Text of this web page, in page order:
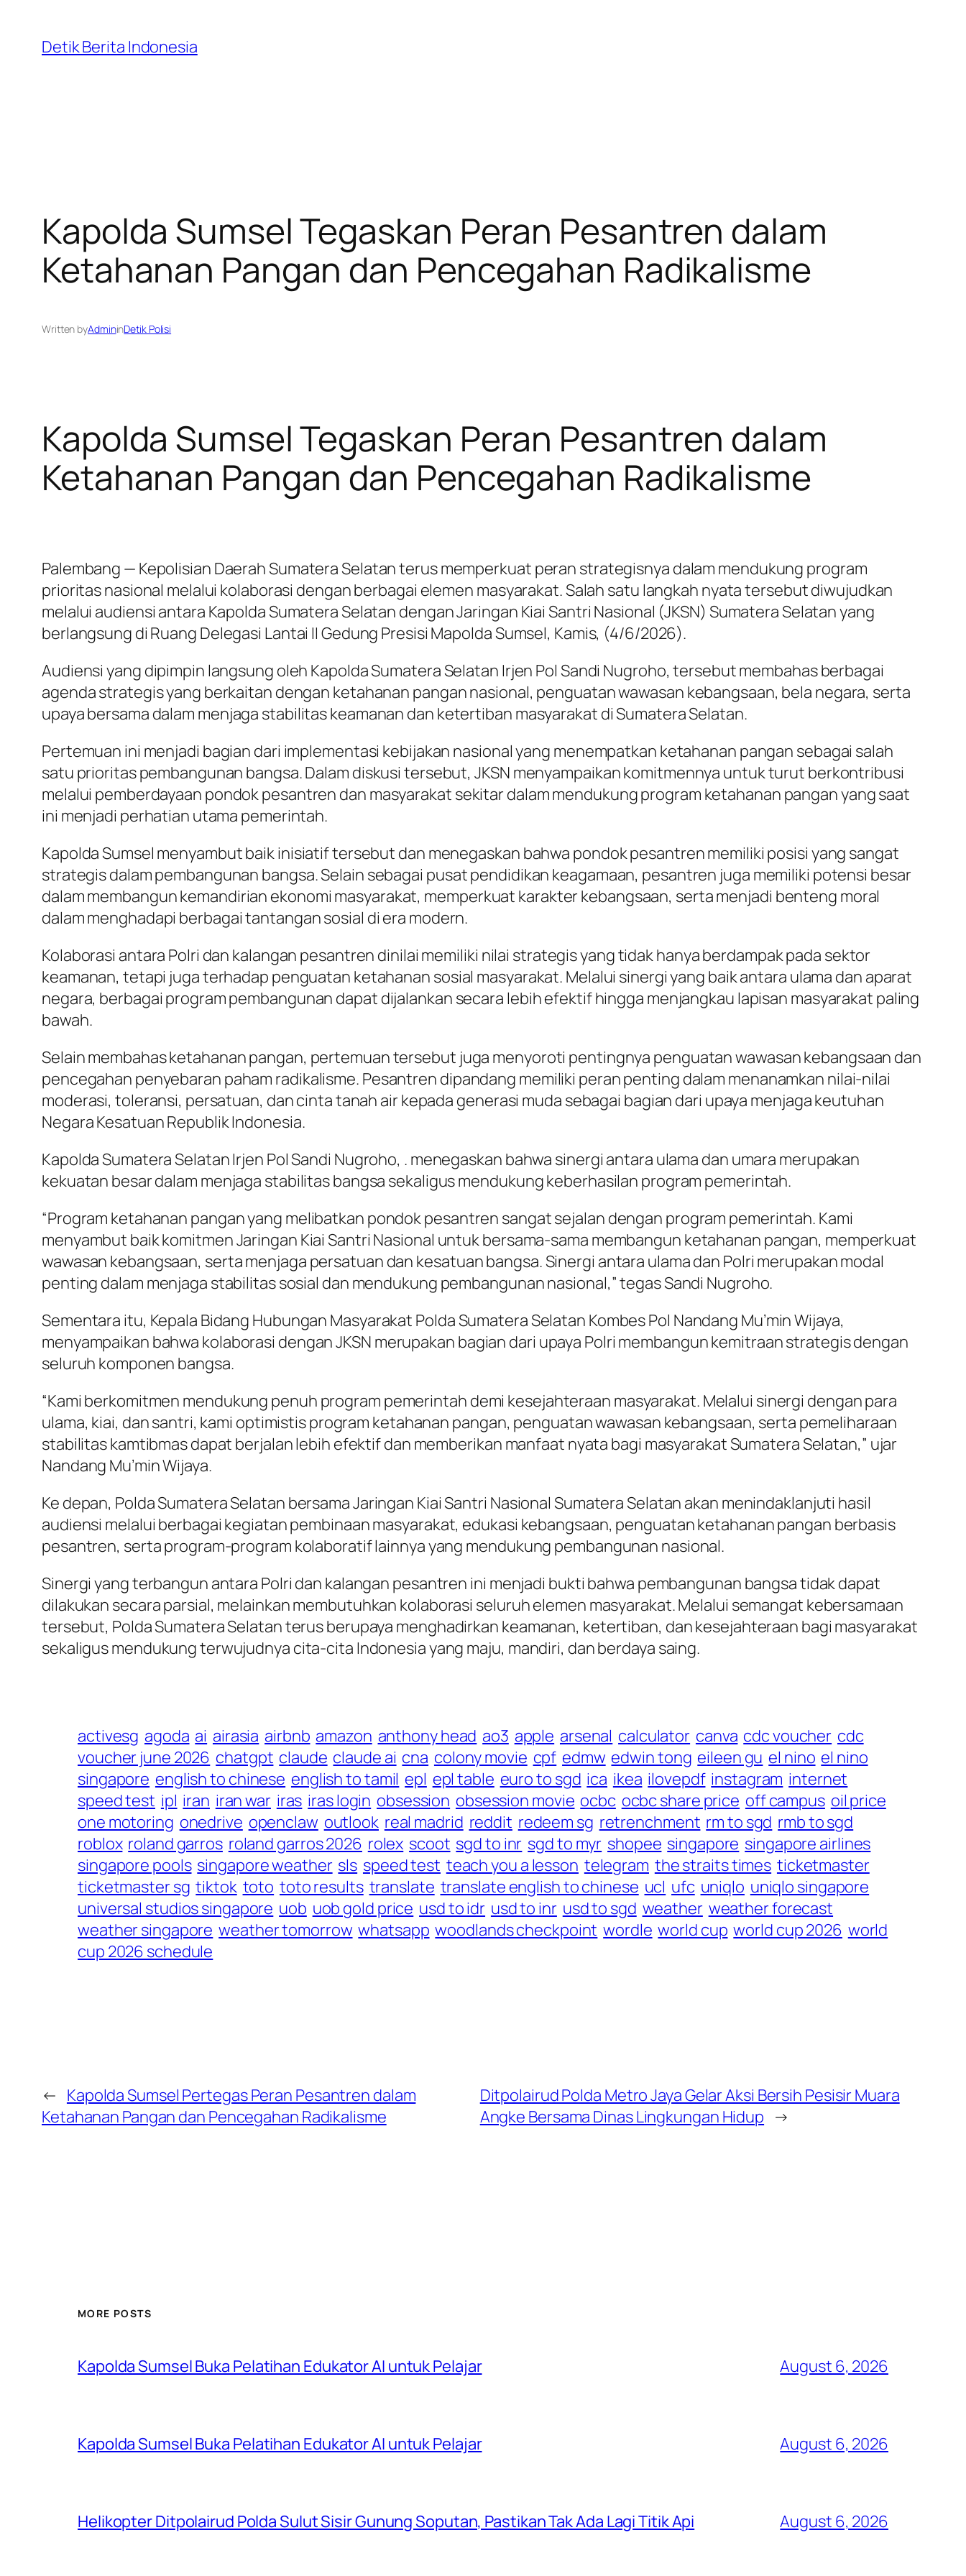
content
Detik Berita Indonesia
Kapolda Sumsel Tegaskan Peran Pesantren dalam
Ketahanan Pangan dan Pencegahan Radikalisme
Written byAdmininDetik Polisi
Kapolda Sumsel Tegaskan Peran Pesantren dalam
Ketahanan Pangan dan Pencegahan Radikalisme
Palembang — Kepolisian Daerah Sumatera Selatan terus memperkuat peran strategisnya dalam mendukung program
prioritas nasional melalui kolaborasi dengan berbagai elemen masyarakat. Salah satu langkah nyata tersebut diwujudkan
melalui audiensi antara Kapolda Sumatera Selatan dengan Jaringan Kiai Santri Nasional (JKSN) Sumatera Selatan yang
berlangsung di Ruang Delegasi Lantai II Gedung Presisi Mapolda Sumsel, Kamis, (4/6/2026).
Audiensi yang dipimpin langsung oleh Kapolda Sumatera Selatan Irjen Pol Sandi Nugroho, tersebut membahas berbagai
agenda strategis yang berkaitan dengan ketahanan pangan nasional, penguatan wawasan kebangsaan, bela negara, serta
upaya bersama dalam menjaga stabilitas keamanan dan ketertiban masyarakat di Sumatera Selatan.
Pertemuan ini menjadi bagian dari implementasi kebijakan nasional yang menempatkan ketahanan pangan sebagai salah
satu prioritas pembangunan bangsa. Dalam diskusi tersebut, JKSN menyampaikan komitmennya untuk turut berkontribusi
melalui pemberdayaan pondok pesantren dan masyarakat sekitar dalam mendukung program ketahanan pangan yang saat
ini menjadi perhatian utama pemerintah.
Kapolda Sumsel menyambut baik inisiatif tersebut dan menegaskan bahwa pondok pesantren memiliki posisi yang sangat
strategis dalam pembangunan bangsa. Selain sebagai pusat pendidikan keagamaan, pesantren juga memiliki potensi besar
dalam membangun kemandirian ekonomi masyarakat, memperkuat karakter kebangsaan, serta menjadi benteng moral
dalam menghadapi berbagai tantangan sosial di era modern.
Kolaborasi antara Polri dan kalangan pesantren dinilai memiliki nilai strategis yang tidak hanya berdampak pada sektor
keamanan, tetapi juga terhadap penguatan ketahanan sosial masyarakat. Melalui sinergi yang baik antara ulama dan aparat
negara, berbagai program pembangunan dapat dijalankan secara lebih efektif hingga menjangkau lapisan masyarakat paling
bawah.
Selain membahas ketahanan pangan, pertemuan tersebut juga menyoroti pentingnya penguatan wawasan kebangsaan dan
pencegahan penyebaran paham radikalisme. Pesantren dipandang memiliki peran penting dalam menanamkan nilai-nilai
moderasi, toleransi, persatuan, dan cinta tanah air kepada generasi muda sebagai bagian dari upaya menjaga keutuhan
Negara Kesatuan Republik Indonesia.
Kapolda Sumatera Selatan Irjen Pol Sandi Nugroho, . menegaskan bahwa sinergi antara ulama dan umara merupakan
kekuatan besar dalam menjaga stabilitas bangsa sekaligus mendukung keberhasilan program pemerintah.
“Program ketahanan pangan yang melibatkan pondok pesantren sangat sejalan dengan program pemerintah. Kami
menyambut baik komitmen Jaringan Kiai Santri Nasional untuk bersama-sama membangun ketahanan pangan, memperkuat
wawasan kebangsaan, serta menjaga persatuan dan kesatuan bangsa. Sinergi antara ulama dan Polri merupakan modal
penting dalam menjaga stabilitas sosial dan mendukung pembangunan nasional,” tegas Sandi Nugroho.
Sementara itu, Kepala Bidang Hubungan Masyarakat Polda Sumatera Selatan Kombes Pol Nandang Mu’min Wijaya,
menyampaikan bahwa kolaborasi dengan JKSN merupakan bagian dari upaya Polri membangun kemitraan strategis dengan
seluruh komponen bangsa.
“Kami berkomitmen mendukung penuh program pemerintah demi kesejahteraan masyarakat. Melalui sinergi dengan para
ulama, kiai, dan santri, kami optimistis program ketahanan pangan, penguatan wawasan kebangsaan, serta pemeliharaan
stabilitas kamtibmas dapat berjalan lebih efektif dan memberikan manfaat nyata bagi masyarakat Sumatera Selatan,” ujar
Nandang Mu’min Wijaya.
Ke depan, Polda Sumatera Selatan bersama Jaringan Kiai Santri Nasional Sumatera Selatan akan menindaklanjuti hasil
audiensi melalui berbagai kegiatan pembinaan masyarakat, edukasi kebangsaan, penguatan ketahanan pangan berbasis
pesantren, serta program-program kolaboratif lainnya yang mendukung pembangunan nasional.
Sinergi yang terbangun antara Polri dan kalangan pesantren ini menjadi bukti bahwa pembangunan bangsa tidak dapat
dilakukan secara parsial, melainkan membutuhkan kolaborasi seluruh elemen masyarakat. Melalui semangat kebersamaan
tersebut, Polda Sumatera Selatan terus berupaya menghadirkan keamanan, ketertiban, dan kesejahteraan bagi masyarakat
sekaligus mendukung terwujudnya cita-cita Indonesia yang maju, mandiri, dan berdaya saing.
activesg agoda ai airasia airbnb amazon anthony head ao3 apple arsenal calculator canva cdc voucher cdc
voucher june 2026 chatgpt claude claude ai cna colony movie cpf edmw edwin tong eileen gu el nino el nino
singapore english to chinese english to tamil epl epl table euro to sgd ica ikea ilovepdf instagram internet
speed test ipl iran iran war iras iras login obsession obsession movie ocbc ocbc share price off campus oil price
one motoring onedrive openclaw outlook real madrid reddit redeem sg retrenchment rm to sgd rmb to sgd
roblox roland garros roland garros 2026 rolex scoot sgd to inr sgd to myr shopee singapore singapore airlines
singapore pools singapore weather sls speed test teach you a lesson telegram the straits times ticketmaster
ticketmaster sg tiktok toto toto results translate translate english to chinese ucl ufc uniqlo uniqlo singapore
universal studios singapore uob uob gold price usd to idr usd to inr usd to sgd weather weather forecast
weather singapore weather tomorrow whatsapp woodlands checkpoint wordle world cup world cup 2026 world
cup 2026 schedule
← Kapolda Sumsel Pertegas Peran Pesantren dalam
Ketahanan Pangan dan Pencegahan Radikalisme
Ditpolairud Polda Metro Jaya Gelar Aksi Bersih Pesisir Muara
Angke Bersama Dinas Lingkungan Hidup →
MORE POSTS
Kapolda Sumsel Buka Pelatihan Edukator AI untuk Pelajar August 6, 2026
Kapolda Sumsel Buka Pelatihan Edukator AI untuk Pelajar August 6, 2026
Helikopter Ditpolairud Polda Sulut Sisir Gunung Soputan, Pastikan Tak Ada Lagi Titik Api August 6, 2026